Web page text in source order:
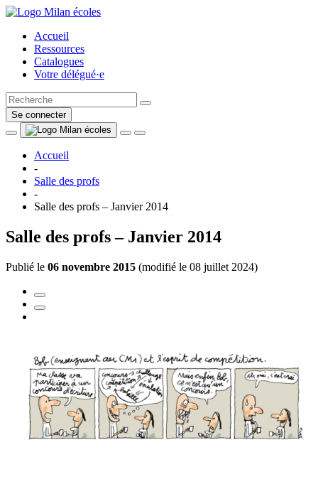
Accueil
Ressources
Catalogues
Votre délégué·e
Se connecter
Accueil
-
Salle des profs
-
Salle des profs – Janvier 2014
Salle des profs – Janvier 2014
Publié le 06 novembre 2015 (modifié le 08 juillet 2024)